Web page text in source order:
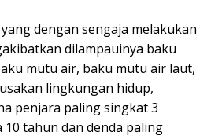
dengan sengaja melakukan
dilampauinya baku
mutu air, baku mutu air laut,
lingkungan hidup,
penjara paling singkat 3
tahun dan denda paling